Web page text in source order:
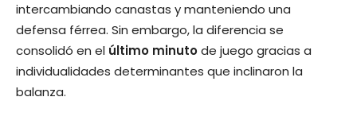
intercambiando canastas y manteniendo una
defensa férrea. Sin embargo, la diferencia se
consolidó en el último minutode juego gracias a
individualidades determinantes que inclinaron la
balanza.